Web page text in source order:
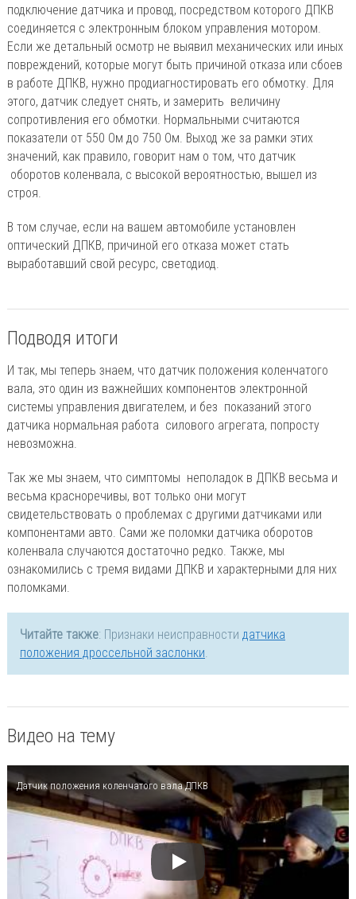
подключение датчика и провод, посредством которого ДПКВ
соединяется с электронным блоком управления мотором.
Если же детальный осмотр не выявил механических или иных
повреждений, которые могут быть причиной отказа или сбоев
в работе ДПКВ, нужно продиагностировать его обмотку. Для
этого, датчик следует снять, и замерить величину
сопротивления его обмотки. Нормальными считаются
показатели от 550 Ом до 750 Ом. Выход же за рамки этих
значений, как правило, говорит нам о том, что датчик
оборотов коленвала, с высокой вероятностью, вышел из
строя.
В том случае, если на вашем автомобиле установлен
оптический ДПКВ, причиной его отказа может стать
выработавший свой ресурс, светодиод.
Подводя итоги
И так, мы теперь знаем, что датчик положения коленчатого
вала, это один из важнейших компонентов электронной
системы управления двигателем, и без показаний этого
датчика нормальная работа силового агрегата, попросту
невозможна.
Так же мы знаем, что симптомы неполадок в ДПКВ весьма и
весьма красноречивы, вот только они могут
свидетельствовать о проблемах с другими датчиками или
компонентами авто. Сами же поломки датчика оборотов
коленвала случаются достаточно редко. Также, мы
ознакомились с тремя видами ДПКВ и характерными для них
поломками.
Читайте также: Признаки неисправности датчика
положения дроссельной заслонки.
Видео на тему
Датчик положения коленчатого вала ДПКВ